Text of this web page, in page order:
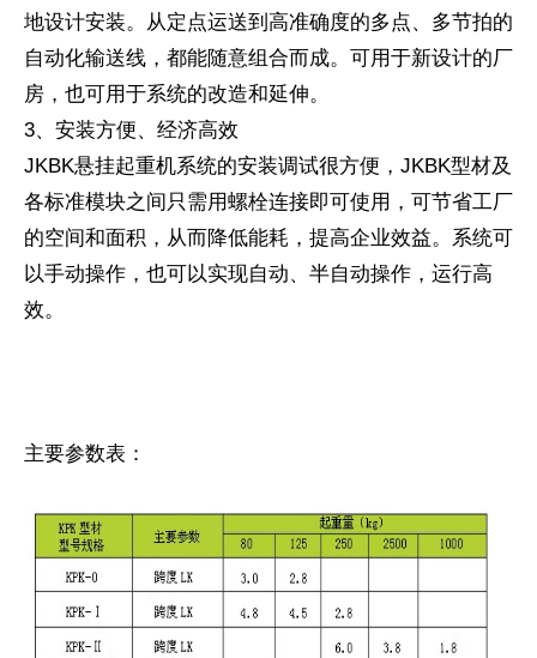
地设计安装。从定点运送到高准确度的多点、多节拍的
自动化输送线，都能随意组合而成。可用于新设计的厂
房，也可用于系统的改造和延伸。
3、安装方便、经济高效
JKBK悬挂起重机系统的安装调试很方便，JKBK型材及
各标准模块之间只需用螺栓连接即可使用，可节省工厂
的空间和面积，从而降低能耗，提高企业效益。系统可
以手动操作，也可以实现自动、半自动操作，运行高
效。
主要参数表：